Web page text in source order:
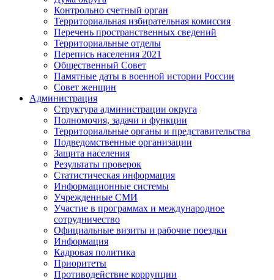
Контрольно счетный орган
Территориальная избирательная комиссия
Перечень пространственных сведений
Территориальные отделы
Перепись населения 2021
Общественный Совет
Памятные даты в военной истории России
Совет женщин
Администрация
Структура администрации округа
Полномочия, задачи и функции
Территориальные органы и представительства
Подведомственные организации
Защита населения
Результаты проверок
Статистическая информация
Информационные системы
Учрежденные СМИ
Участие в программах и международное
сотрудничество
Официальные визиты и рабочие поездки
Информация
Кадровая политика
Приоритеты
Противодействие коррупции